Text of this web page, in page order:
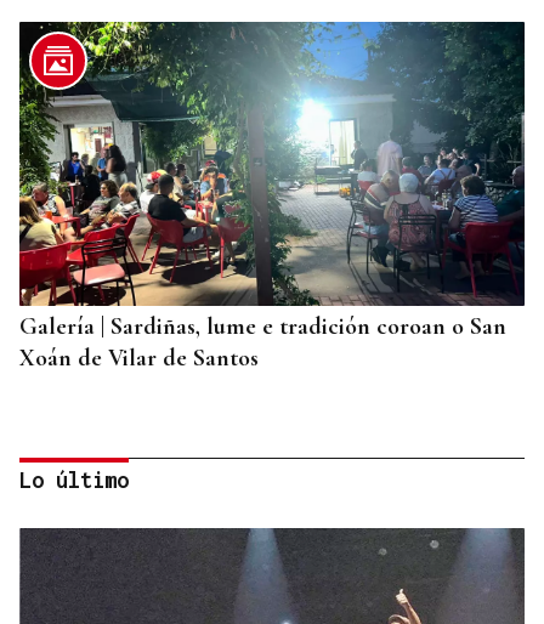
Galería | Sardiñas, lume e tradición coroan o San
Xoán de Vilar de Santos
Lo último